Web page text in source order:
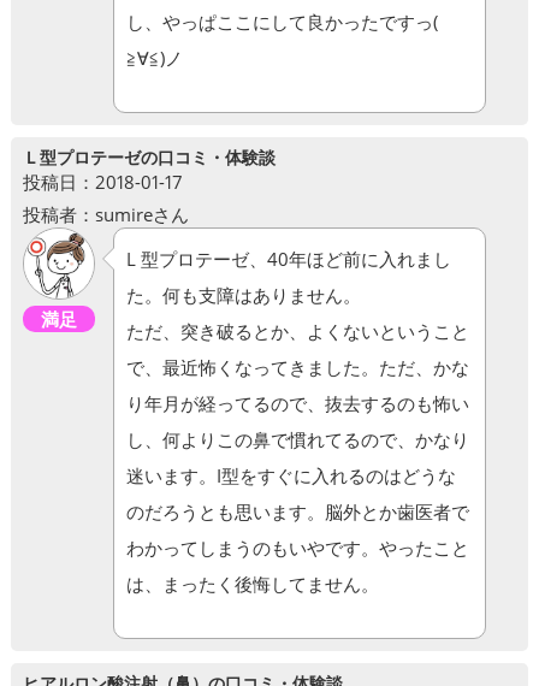
し、やっぱここにして良かったですっ(
≧∀≦)ノ
Ｌ型プロテーゼの口コミ・体験談
投稿日：2018-01-17
投稿者：sumireさん
満足
L 型プロテーゼ、40年ほど前に入れまし
た。何も支障はありません。
ただ、突き破るとか、よくないということ
で、最近怖くなってきました。ただ、かな
り年月が経ってるので、抜去するのも怖い
し、何よりこの鼻で慣れてるので、かなり
迷います。I型をすぐに入れるのはどうな
のだろうとも思います。脳外とか歯医者で
わかってしまうのもいやです。やったこと
は、まったく後悔してません。